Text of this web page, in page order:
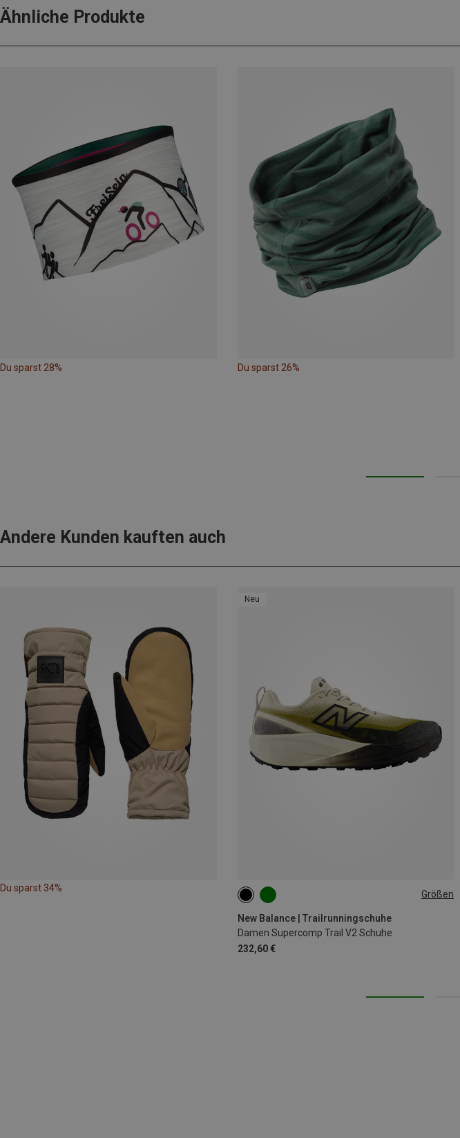
Ähnliche Produkte
Du sparst 28% Du sparst 26%
Andere Kunden kauften auch
Du sparst 34%
Neu
Größen
New Balance | Trailrunningschuhe
Damen Supercomp Trail V2 Schuhe
232,60 €